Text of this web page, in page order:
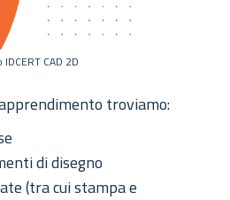
CAD 2D
troviamo:
di disegno
(tra cui stampa e